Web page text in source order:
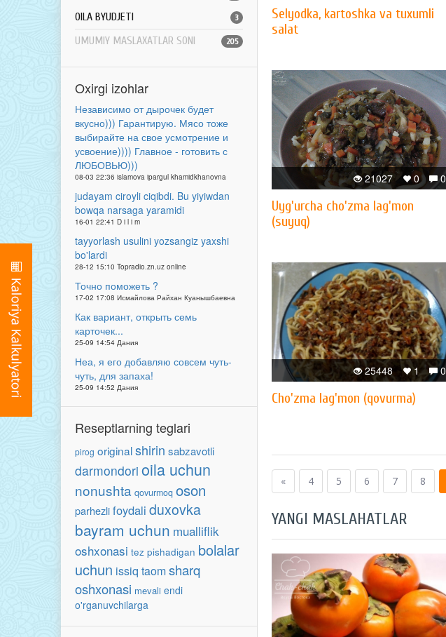
OILA BYUDJETI 3
UMUMIY MASLAXATLAR SONI 205
Oxirgi izohlar
Независимо от дырочек будет
вкусно))) Гарантирую. Мясо тоже
выбирайте на свое усмотрение и
усвоение)))) Главное - готовить с
ЛЮБОВЬЮ)))
08-03 22:36 islamova ipargul khamidkhanovna
judayam ciroyli ciqibdi. Bu yiyiwdan
bowqa narsaga yaramidi
16-01 22:41 D i l i m
tayyorlash usulini yozsangiz yaxshi
bo'lardi
28-12 15:10 Topradio.zn.uz online
Точно поможеть ?
17-02 17:08 Исмайлова Райхан Куанышбаевна
Как вариант, открыть семь
карточек...
25-09 14:54 Дания
Неа, я его добавляю совсем чуть-
чуть, для запаха!
25-09 14:52 Дания
Reseptlarning teglari
pirog originalshirin sabzavotli
darmondori oila uchun
nonushta qovurmoq oson
parhezlifoydali duxovka
bayram uchun mualliflik
oshxonasi tez pishadigan bolalar
uchun issiq taomsharq
oshxonasi mevali endi
o'rganuvchilarga
Selyodka, kartoshka va tuxumli
salat
0
0
21027
Uyg'urcha cho'zma lag'mon
(suyuq)
0
1
25448
Cho'zma lag'mon (qovurma)
« 4 5 6 7 8
YANGI MASLAHATLAR